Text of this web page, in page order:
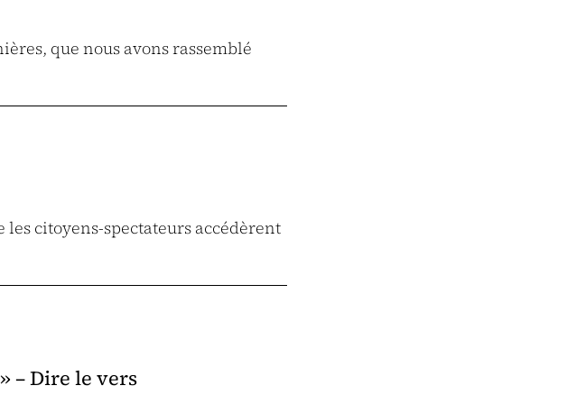
que nous avons rassemblé
les citoyens-spectateurs accédèrent
– Dire le vers